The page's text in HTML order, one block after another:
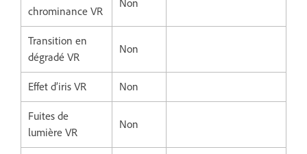
chrominance VR
Non
Transition en
dégradé VR
Non
Effet d’iris VR Non
Fuites de
lumière VR
Non